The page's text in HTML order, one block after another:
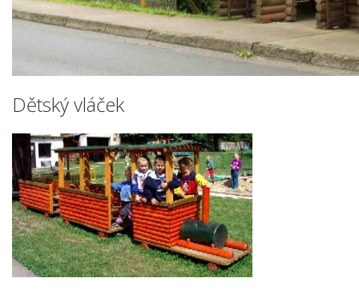
Dětský vláček